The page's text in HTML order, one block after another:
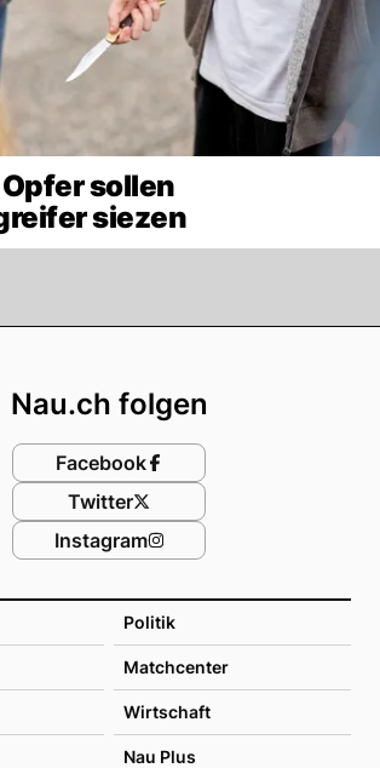
sollen
siezen
Politik
Matchcenter
Wirtschaft
Nau Plus
Nau.ch folgen
Facebook
Twitter
Instagram